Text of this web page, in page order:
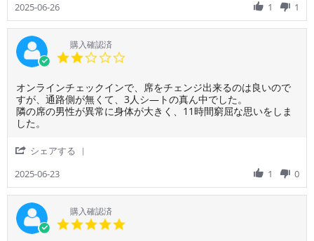
ト
中
は、
男
性
タ
ッ
フ
が
わ
ざ
わ
Mr.
Kimur
通
る
人、
通
る
腕
や
服
に
当
た
っ
全
く
寝
れ
ま
者
様
on
26
Jun
空
券。
by
ご
利
用
者
on
26
Jun
2025-06-26 1 1
購入確認済
rating
Review
by
ご
利
者
様
on
Jun
2025
review
stating
オ
ン
イ
ン
チ
ッ
ク
イ
ン
オンラインチェックインで、席をチェンジ出来るのは良いので
すが、通路側が無くて、3人シ―トの真ん中でした。
隣の席の男性が異常に身体が大きく、11時間窮屈な思いをしま
した。
シェアする
by
ご
利
用
者
2025-06-23 1 0
購入確認済